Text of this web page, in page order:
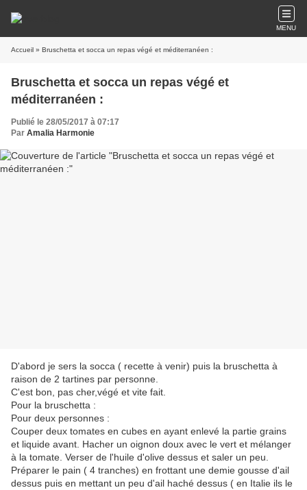
MENU
Accueil » Bruschetta et socca un repas végé et méditerranéen :
Bruschetta et socca un repas végé et
méditerranéen :
Publié le 28/05/2017 à 07:17
Par Amalia Harmonie
D'abord je sers la socca ( recette à venir) puis la bruschetta à
raison de 2 tartines par personne.
C'est bon, pas cher,végé et vite fait.
Pour la bruschetta :
Pour deux personnes :
Couper deux tomates en cubes en ayant enlevé la partie grains
et liquide avant. Hacher un oignon doux avec le vert et mélanger
à la tomate. Verser de l'huile d'olive dessus et saler un peu.
Préparer le pain ( 4 tranches) en frottant une demie gousse d'ail
dessus puis en mettant un peu d'ail haché dessus ( en Italie ils le